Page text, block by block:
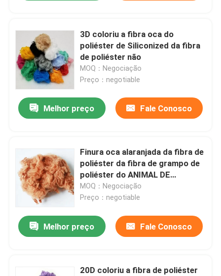
3D coloriu a fibra oca do
poliéster de Siliconized da fibra
de poliéster não
MOQ：Negociação
Preço：negotiable
Melhor preço Fale Conosco
Finura oca alaranjada da fibra de
poliéster da fibra de grampo de
poliéster do ANIMAL DE
ESTIMAÇÃO 2D
MOQ：Negociação
Preço：negotiable
Melhor preço Fale Conosco
20D coloriu a fibra de poliéster